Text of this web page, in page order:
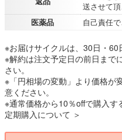
送させて
医薬品
自己責任
※お届けサイクルは、30日・60
※解約は注文予定日の前日まで
さい。
※「円相場の変動」より価格が
意ください。
※通常価格から10％offで購入す
定期購入について ＞